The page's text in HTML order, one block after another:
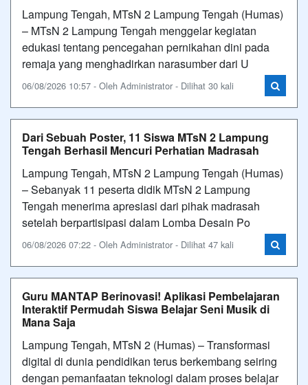
Lampung Tengah, MTsN 2 Lampung Tengah (Humas)
– MTsN 2 Lampung Tengah menggelar kegiatan
edukasi tentang pencegahan pernikahan dini pada
remaja yang menghadirkan narasumber dari U
06/08/2026 10:57 - Oleh Administrator - Dilihat 30 kali
Dari Sebuah Poster, 11 Siswa MTsN 2 Lampung
Tengah Berhasil Mencuri Perhatian Madrasah
Lampung Tengah, MTsN 2 Lampung Tengah (Humas)
– Sebanyak 11 peserta didik MTsN 2 Lampung
Tengah menerima apresiasi dari pihak madrasah
setelah berpartisipasi dalam Lomba Desain Po
06/08/2026 07:22 - Oleh Administrator - Dilihat 47 kali
Guru MANTAP Berinovasi! Aplikasi Pembelajaran
Interaktif Permudah Siswa Belajar Seni Musik di
Mana Saja
Lampung Tengah, MTsN 2 (Humas) – Transformasi
digital di dunia pendidikan terus berkembang seiring
dengan pemanfaatan teknologi dalam proses belajar